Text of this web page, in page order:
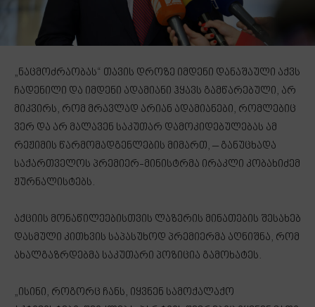
„ნაცმოძრაობას“ თავის დროზე იმდენი დანაშაული აქვს
ჩადენილი და იმდენი ადამიანი ჰყავს გამწარებული, არ
მიკვირს, რომ მრავლად არიან ადამიანები, რომლებიც
ვერ და არ მალავენ საკუთარ დამოკიდებულებას ამ
რეჟიმის წარმომადგენლების მიმართ, – განუცხადა
საქართველოს პრემიერ-მინისტრმა ირაკლი კობახიძემ
ჟურნალისტებს.
აქციის მონაწილეებისთვის ლაზერის მინათების შესახებ
დასმული კითხვის საპასუხოდ პრემიერმა აღნიშნა, რომ
ახალგაზრდებმა საკუთარი პოზიცია გამოხატეს.
„ისინი, როგორც ჩანს, იყვნენ სამოქალაქო